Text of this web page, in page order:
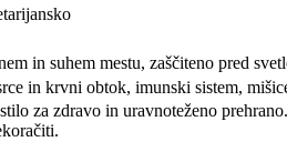
in suhem mestu, zaščiteno pred
in krvni obtok, imunski sistem,
za zdravo in uravnoteženo